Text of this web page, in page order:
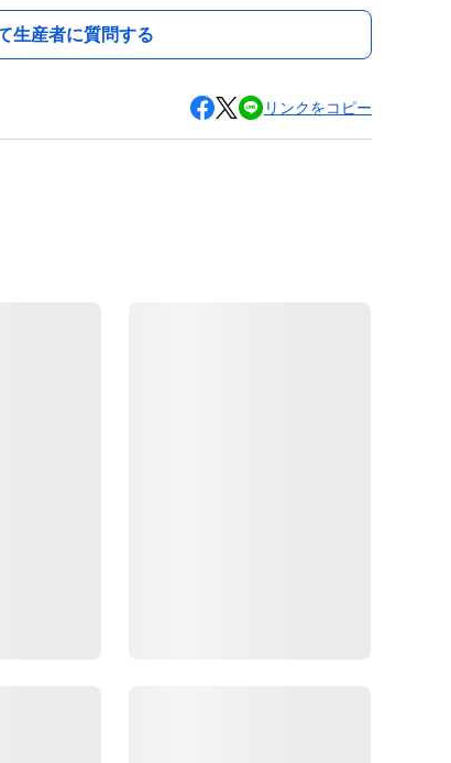
生産者に質問する
リンクをコピー